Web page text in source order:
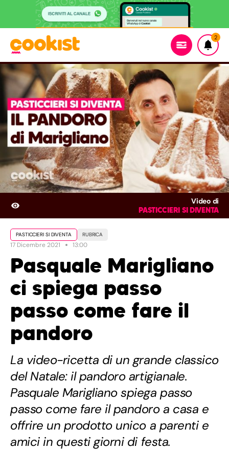
2
Video di
PASTICCIERI SI DIVENTA
PASTICCIERI SI DIVENTA RUBRICA
17 Dicembre 2021 13:00
Pasquale Marigliano
ci spiega passo
passo come fare il
pandoro
La video-ricetta di un grande classico
del Natale: il pandoro artigianale.
Pasquale Marigliano spiega passo
passo come fare il pandoro a casa e
offrire un prodotto unico a parenti e
amici in questi giorni di festa.